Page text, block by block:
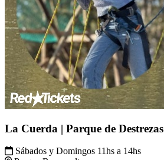
La Cuerda | Parque de Destrezas
Sábados y Domingos 11hs a 14hs